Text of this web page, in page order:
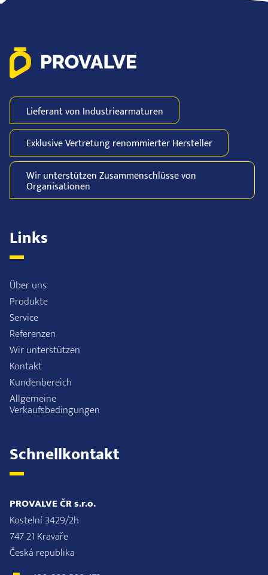
Lieferant von Industriearmaturen
Exklusive VertretungrenommierterHersteller
Wir unterstützenZusammenschlüssevon
Organisationen
Links
Über uns
Produkte
Service
Referenzen
Wir unterstützen
Kontakt
Kundenbereich
Allgemeine
Verkaufsbedingungen
Schnellkontakt
PROVALVE ČR s.r.o.
Kostelní 3429/2h
747 21 Kravaře
Česká republika